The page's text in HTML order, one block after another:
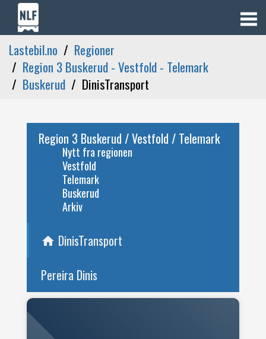
Lastebil.no
Regioner
Region 3 Buskerud - Vestfold - Telemark
Buskerud
DinisTransport
Region 3 Buskerud / Vestfold / Telemark
Nytt fra regionen
Vestfold
Telemark
Buskerud
Arkiv
home DinisTransport
Pereira Dinis